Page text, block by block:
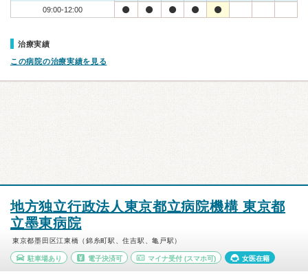
09:00-12:00
治療実績
この病院の治療実績を見る
地方独立行政法人東京都立病院機構 東京都
立墨東病院
東京都墨田区江東橋（錦糸町駅、住吉駅、亀戸駅）
駐車場あり 電子決済可 マイナ受付 (スマホ可) 女医在籍